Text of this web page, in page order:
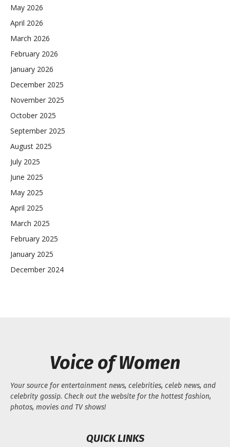
May 2026
April 2026
March 2026
February 2026
January 2026
December 2025
November 2025
October 2025
September 2025
August 2025
July 2025
June 2025
May 2025
April 2025
March 2025
February 2025
January 2025
December 2024
Voice of Women
Your source for entertainment news, celebrities, celeb news, and
celebrity gossip. Check out the website for the hottest fashion,
photos, movies and TV shows!
QUICK LINKS